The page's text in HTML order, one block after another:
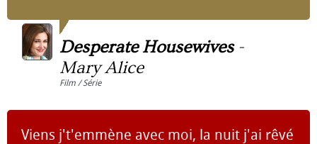
Desperate Housewives-
Mary Alice
Film / Série
Viens j't'emmène avec moi, la nuit j'ai rêvé